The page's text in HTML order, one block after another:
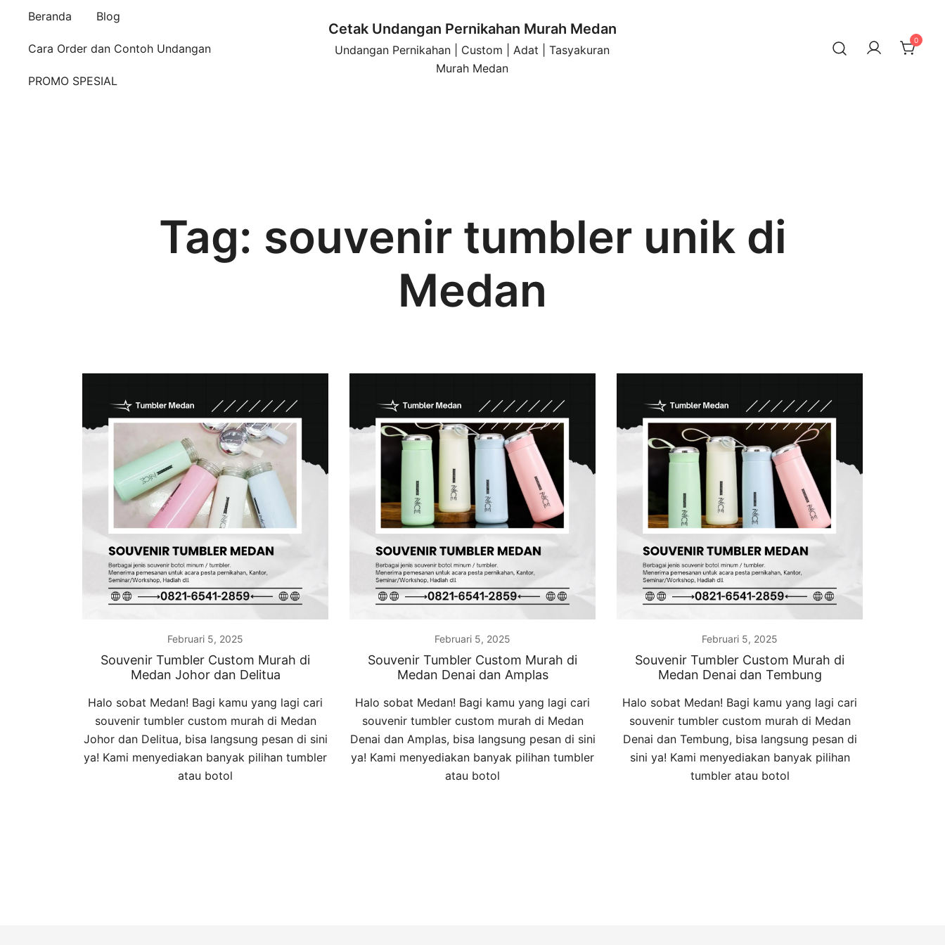
Beranda Blog
Cara Order dan Contoh Undangan
PROMO SPESIAL
Cetak Undangan Pernikahan Murah Medan
Undangan Pernikahan | Custom | Adat | Tasyakuran
Murah Medan
0
Tag: souvenir tumbler unik di
Medan
Februari 5, 2025
Souvenir Tumbler Custom Murah di
Medan Johor dan Delitua
Halo sobat Medan! Bagi kamu yang lagi cari
souvenir tumbler custom murah di Medan
Johor dan Delitua, bisa langsung pesan di sini
ya! Kami menyediakan banyak pilihan tumbler
atau botol
Februari 5, 2025
Souvenir Tumbler Custom Murah di
Medan Denai dan Amplas
Halo sobat Medan! Bagi kamu yang lagi cari
souvenir tumbler custom murah di Medan
Denai dan Amplas, bisa langsung pesan di sini
ya! Kami menyediakan banyak pilihan tumbler
atau botol
Februari 5, 2025
Souvenir Tumbler Custom Murah di
Medan Denai dan Tembung
Halo sobat Medan! Bagi kamu yang lagi cari
souvenir tumbler custom murah di Medan
Denai dan Tembung, bisa langsung pesan di
sini ya! Kami menyediakan banyak pilihan
tumbler atau botol